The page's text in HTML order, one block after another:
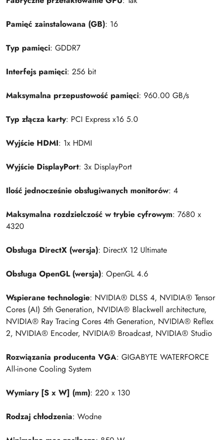
Pamięć zainstalowana (GB): 16
Typ pamięci: GDDR7
Interfejs pamięci: 256 bit
Maksymalna przepustowość pamięci: 960.00 GB/s
Typ złącza karty: PCI Express x16 5.0
Wyjście HDMI: 1x HDMI
Wyjście DisplayPort: 3x DisplayPort
Ilość jednocześnie obsługiwanych monitorów: 4
Maksymalna rozdzielczość w trybie cyfrowym: 7680 x
4320
Obsługa DirectX (wersja): DirectX 12 Ultimate
Obsługa OpenGL (wersja): OpenGL 4.6
Wspierane technologie: NVIDIA® DLSS 4, NVIDIA® Tensor
Cores (AI) 5th Generation, NVIDIA® Blackwell architecture,
NVIDIA® Ray Tracing Cores 4th Generation, NVIDIA® Reflex
2, NVIDIA® Encoder, NVIDIA® Broadcast, NVIDIA® Studio
Rozwiązania producenta VGA: GIGABYTE WATERFORCE
All-in-one Cooling System
Wymiary [S x W] (mm): 220 x 130
Rodzaj chłodzenia: Wodne